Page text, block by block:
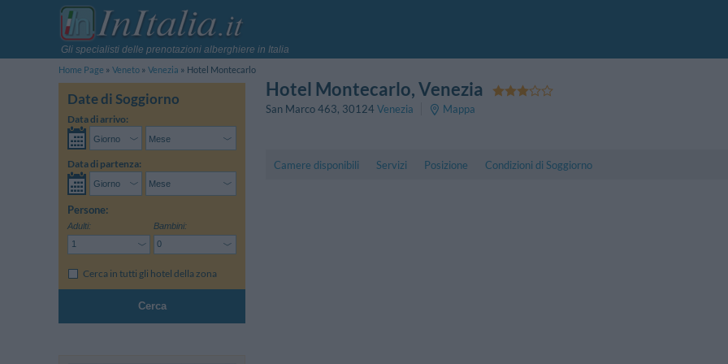
Gli specialisti delle prenotazioni alberghiere in Italia
Home Page
Veneto Venezia Hotel Montecarlo
Date di Soggiorno
Data di arrivo:
Data di partenza:
Persone:
Adulti: Bambini:
Cerca in tutti gli hotel della zona
Cerca
Hotel Montecarlo, Venezia
San Marco 463, 30124 Venezia Mappa
Camere disponibili Servizi Posizione Condizioni di Soggiorno